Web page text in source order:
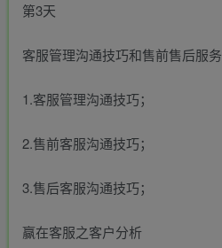
第3天
客服管理沟通技巧和售前售后服务
1.客服管理沟通技巧；
2.售前客服沟通技巧；
3.售后客服沟通技巧；
赢在客服之客户分析